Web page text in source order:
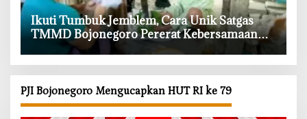
‎Ikuti Tumbuk Jemblem, Cara Unik Satgas
TMMD Bojonegoro Pererat Kebersamaan
dengan Warga
PJI Bojonegoro Mengucapkan HUT RI ke 79